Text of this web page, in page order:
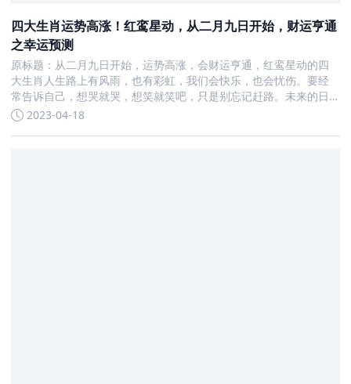
四大生肖运势高涨！红鸾星动，从二月九日开始，财运亨通
之幸运预测
原标题：从二月九日开始，运势高涨，会财运亨通，红鸾星动的四
大生肖人生路上有风雨，也有彩虹，我们会快乐，也会忧伤。要经
常告诉自己，想哭就哭，想笑就笑吧，只是别忘记赶路。未来的日
子还很长，生命还在继续，让我们为了某件事而全力以赴，为了某
2023-04-18